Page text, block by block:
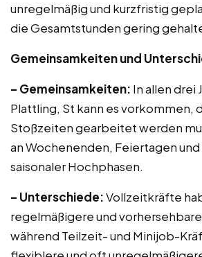
unregelmäßig und kurzfristig
die Gesamtstunden gering
Gemeinsamkeiten und
– Gemeinsamkeiten: In allen drei
Plattling, St kann es vorkommen,
Stoßzeiten gearbeitet werden
an Wochenenden, Feiertagen
saisonaler Hochphasen.
– Unterschiede:Vollzeitkräfte
regelmäßigere und
während Teilzeit- und Minijob-